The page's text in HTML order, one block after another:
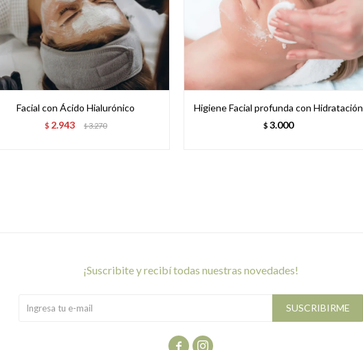
Facial con Ácido Hialurónico
$ 2.943 $3.270
Higiene Facial profunda con Hidratación
$ 3.000
¡suscribite y recibí todas nuestras novedades!
SUSCRIBIRME
 